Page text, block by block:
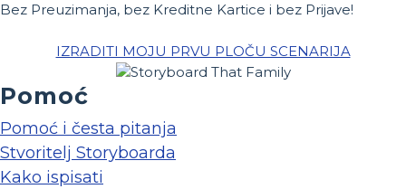
Bez Preuzimanja, bez Kreditne Kartice i bez Prijave!
IZRADITI MOJU PRVU PLOČU SCENARIJA
Pomoć
Pomoć i česta pitanja
Stvoritelj Storyboarda
Kako ispisati